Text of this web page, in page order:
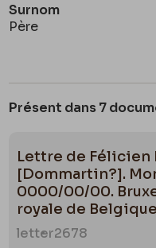
Surnom
Père
Présent dans 7
Lettre de Félicien
[Dommartin?].
0000/00/00.
royale de
letter2678